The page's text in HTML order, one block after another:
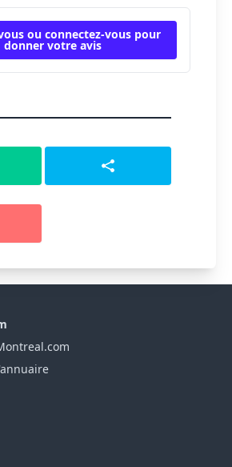
ou connectez-vous pour
donner votre avis